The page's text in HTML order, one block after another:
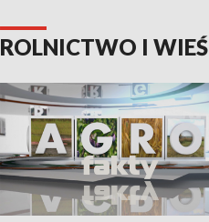
ROLNICTWO I WIEŚ